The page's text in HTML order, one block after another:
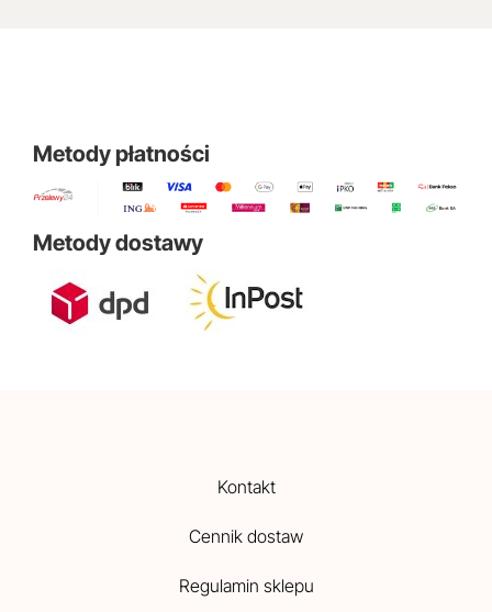
Metody płatności
Metody dostawy
Kontakt
Cennik dostaw
Regulamin sklepu